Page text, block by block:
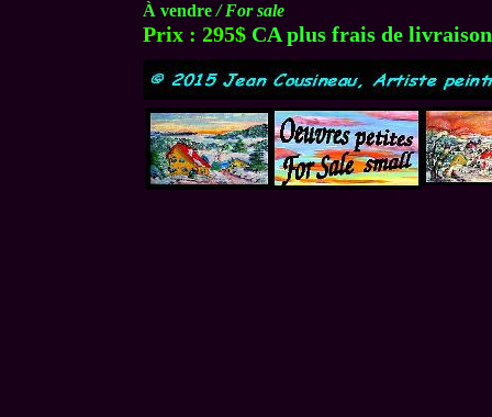
À vendre/ For sale
Prix : 295$ CA plus frais de livraison